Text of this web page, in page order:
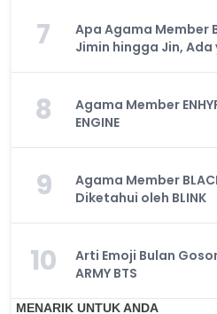
7
Apa Agama Member
Jimin hingga Jin,
8
Agama Member
ENGINE
9
Agama Member
Diketahui oleh BLINK
10
Arti Emoji Bulan
ARMY BTS